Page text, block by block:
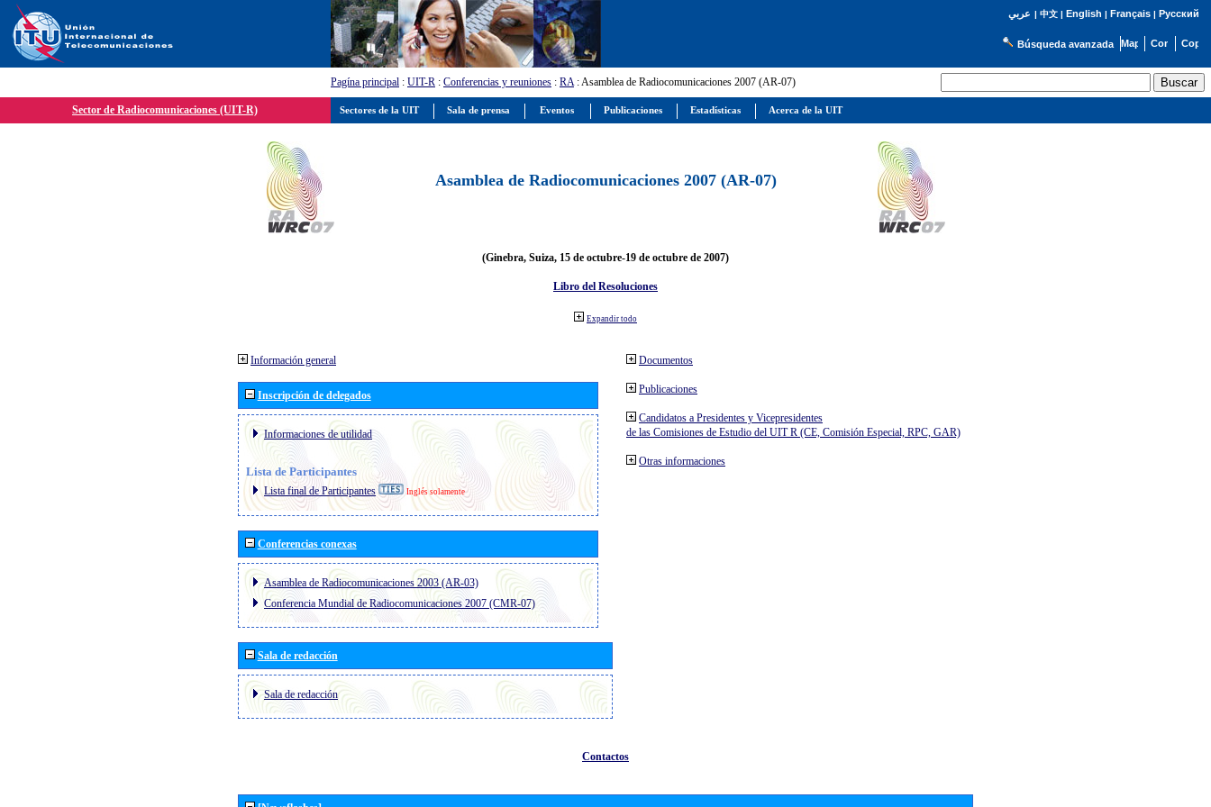
عربي | 中文| English | Français| Русский
Búsqueda avanzada
Pagína principal : UIT-R : Conferencias y reuniones : RA: Asamblea de Radiocomunicaciones 2007 (AR-07)
Sector de Radiocomunicaciones (UIT-R)
Asamblea de Radiocomunicaciones 2007 (AR-07)
(Ginebra, Suiza, 15 de octubre-19 de octubre de 2007)
Libro del Resoluciones
Expandir todo
Información general
Inscripción de delegados
Informaciones de utilidad
Lista de Participantes
Lista final de Participantes Inglés solamente
Conferencias conexas
Asamblea de Radiocomunicaciones 2003 (AR-03)
Conferencia Mundial de Radiocomunicaciones 2007 (CMR-07)
Sala de redacción
Sala de redacción
Documentos
Publicaciones
Candidatos a Presidentes y Vicepresidentes
de las Comisiones de Estudio del UIT R (CE, Comisión Especial, RPC, GAR)
Otras informaciones
Contactos
Sectores de la UIT Sala de prensa Eventos Publicaciones Estadísticas Acerca de la UIT